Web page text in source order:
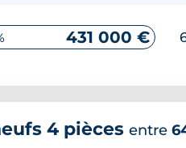
431 000 €
4 pièces entre